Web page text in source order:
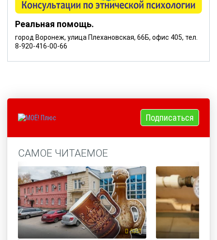
Реальная помощь.
город Воронеж, улица Плехановская, 66Б, офис 405, тел.
8-920-416-00-66
Подписаться
САМОЕ ЧИТАЕМОЕ
5357